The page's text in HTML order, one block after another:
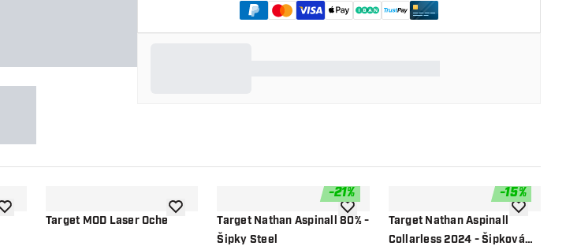
Přidat do seznamu přání
Target MOD Laser OchePřidat do seznamu přání
-21%
Target Nathan Aspinall 80% -
Šipky Steel
Přidat do seznamu přání
-15%
Target Nathan Aspinall
Collarless 2024 - Šipková
Přidat do